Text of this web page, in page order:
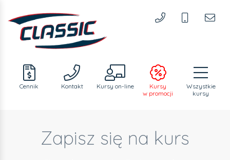
Wszystkie
kursy
Kursy
w promocji
Kursy on-line
Kontakt
Cennik
Zapisz się na kurs